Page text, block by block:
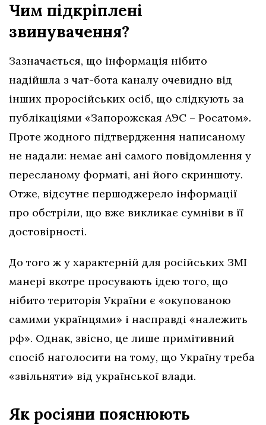
Чим підкріплені
звинувачення?
Зазначається, що інформація нібито
надійшла з чат-бота каналу очевидно від
інших проросійських осіб, що слідкують за
публікаціями «Запорожская АЭС – Росатом».
Проте жодного підтвердження написаному
не надали: немає ані самого повідомлення у
пересланому форматі, ані його скриншоту.
Отже, відсутнє першоджерело інформації
про обстріли, що вже викликає сумніви в її
достовірності.
До того ж у характерній для російських ЗМІ
манері вкотре просувають ідею того, що
нібито територія України є «окупованою
самими українцями» і насправді «належить
рф». Однак, звісно, це лише примітивний
спосіб наголосити на тому, що Україну треба
«звільняти» від української влади.
Як росіяни пояснюють